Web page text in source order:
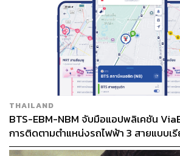
THAILAND
BTS-EBM-NBM จับมือแอปพลิเคชัน
การติดตามตำแหน่งรถไฟฟ้า 3 สายแบบเ